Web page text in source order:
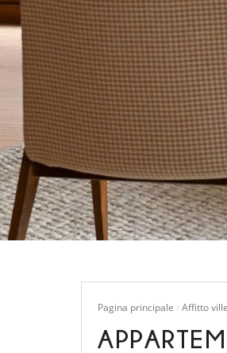
Pagina principale Affitto ville